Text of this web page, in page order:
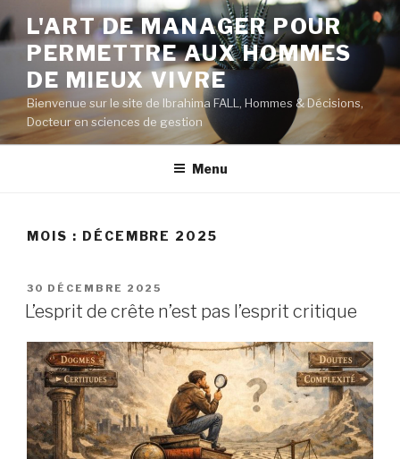
au
contenu
principal
L'ART DE MANAGER POUR
PERMETTRE AUX HOMMES
DE MIEUX VIVRE
Bienvenue sur le site de Ibrahima FALL, Hommes & Décisions,
Docteur en sciences de gestion
Menu
MOIS : DÉCEMBRE 2025
PUBLIÉ
LE
30 DÉCEMBRE 2025
L’esprit de crête n’est pas l’esprit critique